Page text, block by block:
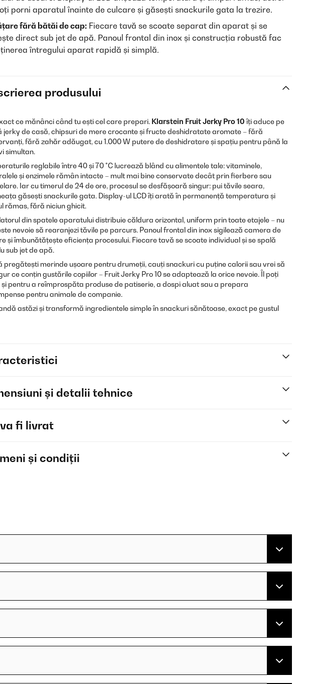
porni aparatul înainte de culcare și găsești snackurile gata la trezire.
fără bătăi de cap: Fiecare tavă se scoate separat din aparat și se
direct sub jet de apă. Panoul frontal din inox și construcția robustă fac
întregului aparat rapidă și simplă.
produsului
ce mănânci când tu ești cel care prepari. Klarstein Fruit Jerky Pro 10îți aduce pe
jerky de casă, chipsuri de mere crocante și fructe deshidratate aromate – fără
fără zahăr adăugat, cu 1.000 W putere de deshidratare și spațiu pentru până la
simultan.
reglabile între 40 și 70 °C lucrează blând cu alimentele tale: vitaminele,
și enzimele rămân intacte – mult mai bine conservate decât prin fierbere sau
Iar cu timerul de 24 de ore, procesul se desfășoară singur: pui tăvile seara,
găsești snackurile gata. Display-ul LCD îți arată în permanență temperatura și
rămas, fără niciun ghicit.
din spatele aparatului distribuie căldura orizontal, uniform prin toate etajele – nu
nevoie să rearanjezi tăvile pe parcurs. Panoul frontal din inox sigilează camera de
și îmbunătățește eficiența procesului. Fiecare tavă se scoate individual și se spală
sub jet de apă.
pregătești merinde ușoare pentru drumeții, cauți snackuri cu puține calorii sau vrei să
ce conțin gustările copiilor – Fruit Jerky Pro 10 se adaptează la orice nevoie. Îl poți
și pentru a reîmprospăta produse de patiserie, a dospi aluat sau a prepara
pentru animale de companie.
astăzi și transformă ingredientele simple în snackuri sănătoase, exact pe gustul
și detalii tehnice
fi livrat
și condiții